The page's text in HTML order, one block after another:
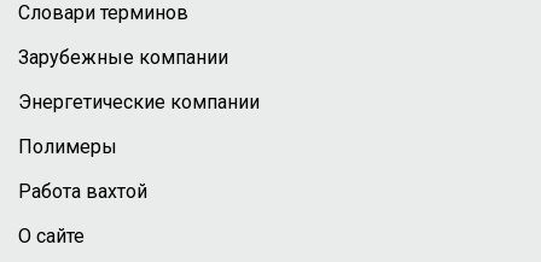
Словари терминов
Зарубежные компании
Энергетические компании
Полимеры
Работа вахтой
О сайте